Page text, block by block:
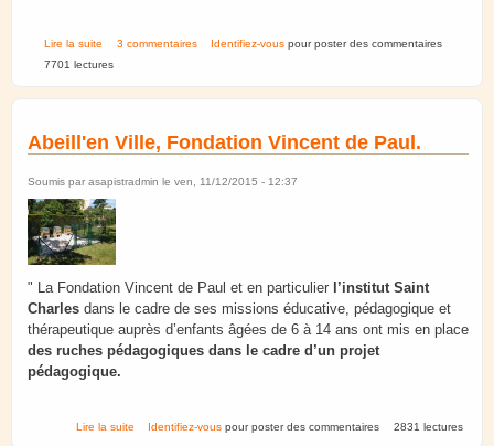
Lire la suite de Présentation du rucher
3 commentaires Identifiez-vous pour poster des commentaires
7701 lectures
Abeill'en Ville, Fondation Vincent de Paul.
Soumis par asapistradmin le ven, 11/12/2015 - 12:37
" La Fondation Vincent de Paul et en particulier l’institut Saint
Charles dans le cadre de ses missions éducative, pédagogique et
thérapeutique auprès d’enfants âgées de 6 à 14 ans ont mis en place
des ruches pédagogiques dans le cadre d’un projet
pédagogique.
Lire la suite de Abeill'en Ville, Fondation Vincent de Paul.
Identifiez-vous pour poster des commentaires 2831 lectures